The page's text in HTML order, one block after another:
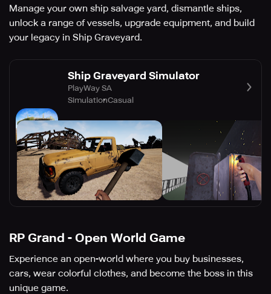
Manage your own ship salvage yard, dismantle ships,
unlock a range of vessels, upgrade equipment, and build
your legacy in Ship Graveyard.
Ship Graveyard Simulator
PlayWay SA
SimulationCasual
RP Grand - Open World Game
Experience an open-world where you buy businesses,
cars, wear colorful clothes, and become the boss in this
unique game.